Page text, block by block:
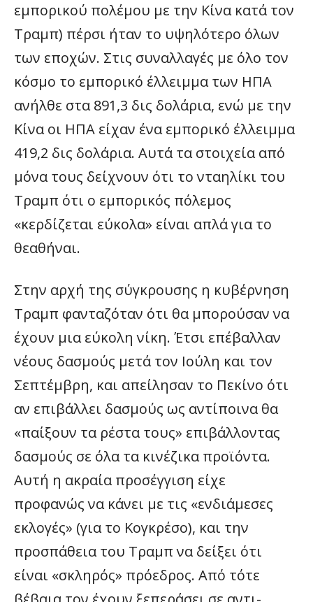
εμπορικού πολέμου με την Κίνα κατά τον
Τραμπ) πέρσι ήταν το υψηλότερο όλων
των εποχών. Στις συναλλαγές με όλο τον
κόσμο το εμπορικό έλλειμμα των ΗΠΑ
ανήλθε στα 891,3 δις δολάρια, ενώ με την
Κίνα οι ΗΠΑ είχαν ένα εμπορικό έλλειμμα
419,2 δις δολάρια. Αυτά τα στοιχεία από
μόνα τους δείχνουν ότι το νταηλίκι του
Τραμπ ότι ο εμπορικός πόλεμος
«κερδίζεται εύκολα» είναι απλά για το
θεαθήναι.
Στην αρχή της σύγκρουσης η κυβέρνηση
Τραμπ φανταζόταν ότι θα μπορούσαν να
έχουν μια εύκολη νίκη. Έτσι επέβαλλαν
νέους δασμούς μετά τον Ιούλη και τον
Σεπτέμβρη, και απείλησαν το Πεκίνο ότι
αν επιβάλλει δασμούς ως αντίποινα θα
«παίξουν τα ρέστα τους» επιβάλλοντας
δασμούς σε όλα τα κινέζικα προϊόντα.
Αυτή η ακραία προσέγγιση είχε
προφανώς να κάνει με τις «ενδιάμεσες
εκλογές» (για το Κογκρέσο), και την
προσπάθεια του Τραμπ να δείξει ότι
είναι «σκληρός» πρόεδρος. Από τότε